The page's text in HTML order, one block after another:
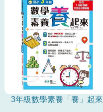
3年級數學素養「養」起來